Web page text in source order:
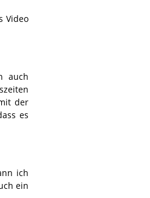
Video
auch
der
es
ich
ein